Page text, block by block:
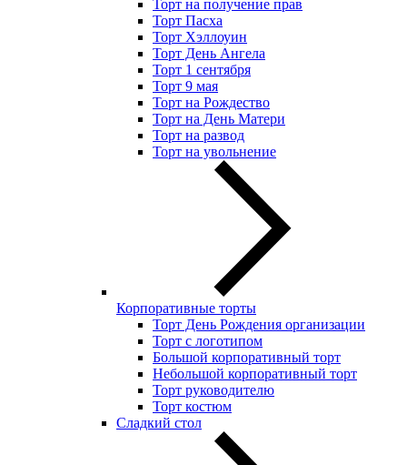
Торт на получение прав
Торт Пасха
Торт Хэллоуин
Торт День Ангела
Торт 1 сентября
Торт 9 мая
Торт на Рождество
Торт на День Матери
Торт на развод
Торт на увольнение
Корпоративные торты
Торт День Рождения организации
Торт с логотипом
Большой корпоративный торт
Небольшой корпоративный торт
Торт руководителю
Торт костюм
Сладкий стол